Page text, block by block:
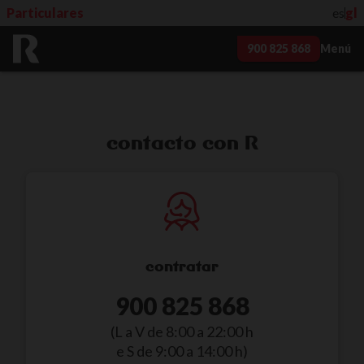
Particulares gl
900 825 868 Menú
contacto con R
contratar
900 825 868
(L a V de 8:00 a 22:00 h
e S de 9:00 a 14:00 h)